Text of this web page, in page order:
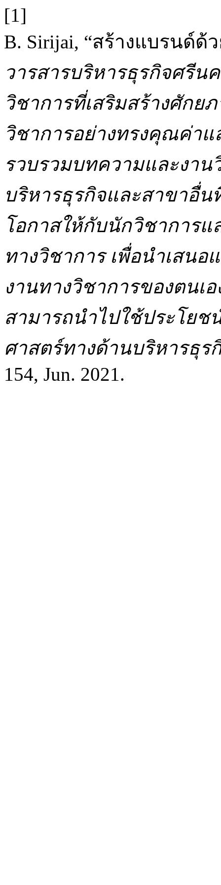
[1]
B. Sirijai, “สร้างแบรนด์ด้
วารสารบริหารธุรกิจศรีน
วิชาการที่เสริมสร้างศักย
วิชาการอย่างทรงคุณค่า
รวบรวมบทความและงา
บริหารธุรกิจและสาขาอื่น
โอกาสให้กับนักวิชาการแ
ทางวิชาการ เพื่อนำเสน
งานทางวิชาการของตนเ
สามารถนำไปใช้ประโย
ศาสตร์ทางด้านบริหารธุร
154, Jun. 2021.